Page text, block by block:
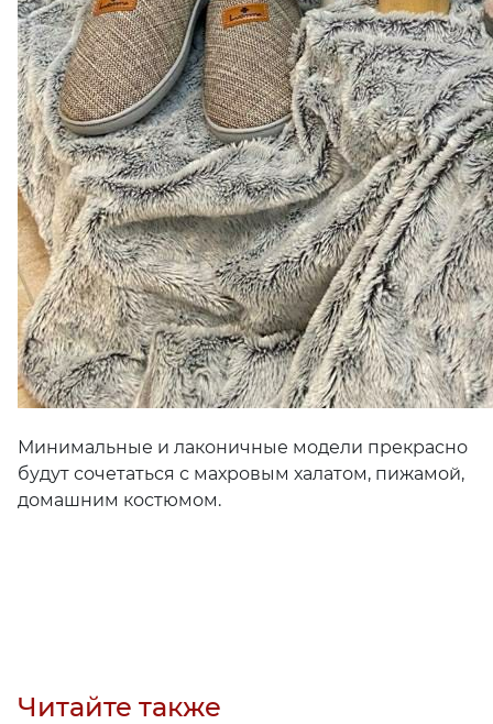
Минимальные и лаконичные модели прекрасно
будут сочетаться с махровым халатом, пижамой,
домашним костюмом.
Читайте также